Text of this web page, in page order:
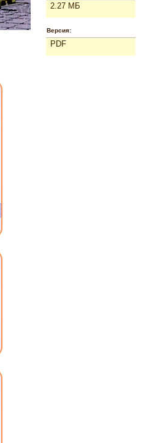
2.27 МБ
Версия:
PDF